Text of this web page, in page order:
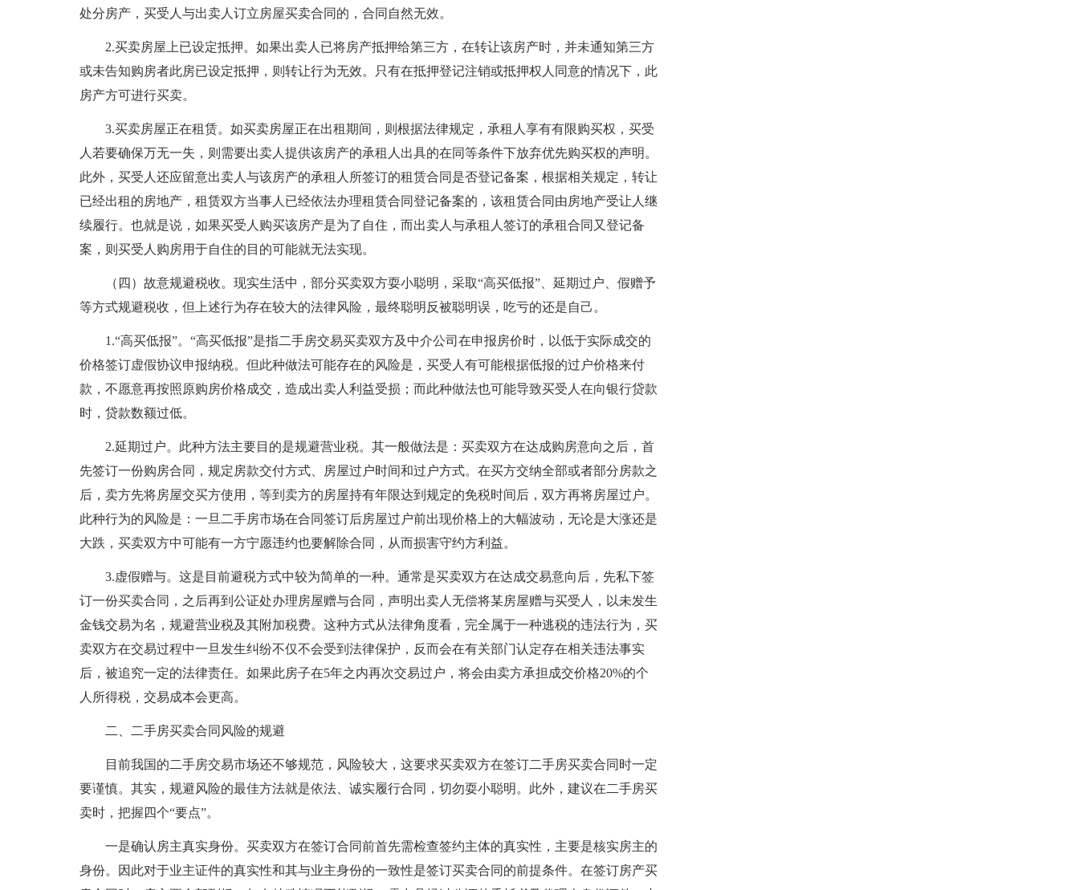
处分房产，买受人与出卖人订立房屋买卖合同的，合同自然无效。
2.买卖房屋上已设定抵押。如果出卖人已将房产抵押给第三方，在转让该房产时，并未通知第三方
或未告知购房者此房已设定抵押，则转让行为无效。只有在抵押登记注销或抵押权人同意的情况下，此
房产方可进行买卖。
3.买卖房屋正在租赁。如买卖房屋正在出租期间，则根据法律规定，承租人享有有限购买权，买受
人若要确保万无一失，则需要出卖人提供该房产的承租人出具的在同等条件下放弃优先购买权的声明。
此外，买受人还应留意出卖人与该房产的承租人所签订的租赁合同是否登记备案，根据相关规定，转让
已经出租的房地产，租赁双方当事人已经依法办理租赁合同登记备案的，该租赁合同由房地产受让人继
续履行。也就是说，如果买受人购买该房产是为了自住，而出卖人与承租人签订的承租合同又登记备
案，则买受人购房用于自住的目的可能就无法实现。
（四）故意规避税收。现实生活中，部分买卖双方耍小聪明，采取“高买低报”、延期过户、假赠予
等方式规避税收，但上述行为存在较大的法律风险，最终聪明反被聪明误，吃亏的还是自己。
1.“高买低报”。“高买低报”是指二手房交易买卖双方及中介公司在申报房价时，以低于实际成交的
价格签订虚假协议申报纳税。但此种做法可能存在的风险是，买受人有可能根据低报的过户价格来付
款，不愿意再按照原购房价格成交，造成出卖人利益受损；而此种做法也可能导致买受人在向银行贷款
时，贷款数额过低。
2.延期过户。此种方法主要目的是规避营业税。其一般做法是：买卖双方在达成购房意向之后，首
先签订一份购房合同，规定房款交付方式、房屋过户时间和过户方式。在买方交纳全部或者部分房款之
后，卖方先将房屋交买方使用，等到卖方的房屋持有年限达到规定的免税时间后，双方再将房屋过户。
此种行为的风险是：一旦二手房市场在合同签订后房屋过户前出现价格上的大幅波动，无论是大涨还是
大跌，买卖双方中可能有一方宁愿违约也要解除合同，从而损害守约方利益。
3.虚假赠与。这是目前避税方式中较为简单的一种。通常是买卖双方在达成交易意向后，先私下签
订一份买卖合同，之后再到公证处办理房屋赠与合同，声明出卖人无偿将某房屋赠与买受人，以未发生
金钱交易为名，规避营业税及其附加税费。这种方式从法律角度看，完全属于一种逃税的违法行为，买
卖双方在交易过程中一旦发生纠纷不仅不会受到法律保护，反而会在有关部门认定存在相关违法事实
后，被追究一定的法律责任。如果此房子在5年之内再次交易过户，将会由卖方承担成交价格20%的个
人所得税，交易成本会更高。
二、二手房买卖合同风险的规避
目前我国的二手房交易市场还不够规范，风险较大，这要求买卖双方在签订二手房买卖合同时一定
要谨慎。其实，规避风险的最佳方法就是依法、诚实履行合同，切勿耍小聪明。此外，建议在二手房买
卖时，把握四个“要点”。
一是确认房主真实身份。买卖双方在签订合同前首先需检查签约主体的真实性，主要是核实房主的
身份。因此对于业主证件的真实性和其与业主身份的一致性是签订买卖合同的前提条件。在签订房产买